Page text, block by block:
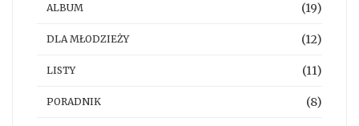
ALBUM (19)
DLA MŁODZIEŻY (12)
LISTY (11)
PORADNIK (8)